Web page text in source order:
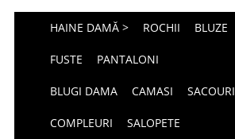
HAINE DAMĂ > ROCHII BLUZE
FUSTE PANTALONI
BLUGI DAMA CAMASI SACOURI
COMPLEURI SALOPETE